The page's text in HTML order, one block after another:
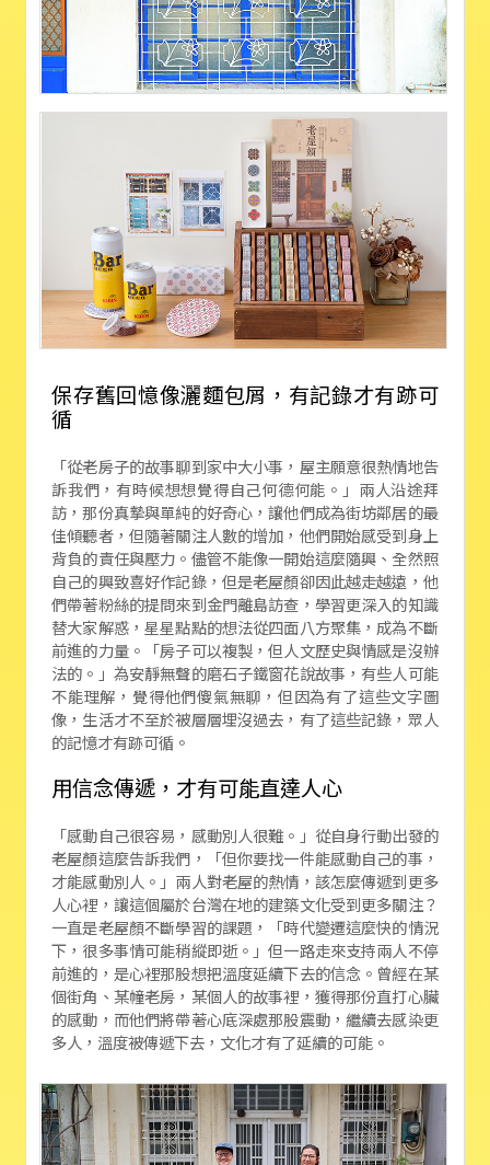
保存舊回憶像灑麵包屑，有記錄才有跡可
循
「從老房子的故事聊到家中大小事，屋主願意很熱情地告
訴我們，有時候想想覺得自己何德何能。」兩人沿途拜
訪，那份真摯與單純的好奇心，讓他們成為街坊鄰居的最
佳傾聽者，但隨著關注人數的增加，他們開始感受到身上
背負的責任與壓力。儘管不能像一開始這麼隨興、全然照
自己的興致喜好作記錄，但是老屋顏卻因此越走越遠，他
們帶著粉絲的提問來到金門離島訪查，學習更深入的知識
替大家解惑，星星點點的想法從四面八方聚集，成為不斷
前進的力量。「房子可以複製，但人文歷史與情感是沒辦
法的。」為安靜無聲的磨石子鐵窗花說故事，有些人可能
不能理解，覺得他們傻氣無聊，但因為有了這些文字圖
像，生活才不至於被層層埋沒過去，有了這些記錄，眾人
的記憶才有跡可循。
用信念傳遞，才有可能直達人心
「感動自己很容易，感動別人很難。」從自身行動出發的
老屋顏這麼告訴我們，「但你要找一件能感動自己的事，
才能感動別人。」兩人對老屋的熱情，該怎麼傳遞到更多
人心裡，讓這個屬於台灣在地的建築文化受到更多關注？
一直是老屋顏不斷學習的課題，「時代變遷這麼快的情況
下，很多事情可能稍縱即逝。」但一路走來支持兩人不停
前進的，是心裡那股想把溫度延續下去的信念。曾經在某
個街角、某幢老房，某個人的故事裡，獲得那份直打心臟
的感動，而他們將帶著心底深處那股震動，繼續去感染更
多人，溫度被傳遞下去，文化才有了延續的可能。